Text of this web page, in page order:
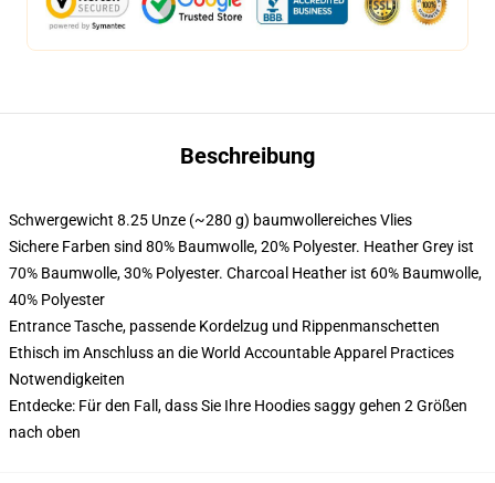
Beschreibung
Schwergewicht 8.25 Unze (~280 g) baumwollereiches Vlies
Sichere Farben sind 80% Baumwolle, 20% Polyester. Heather Grey ist
70% Baumwolle, 30% Polyester. Charcoal Heather ist 60% Baumwolle,
40% Polyester
Entrance Tasche, passende Kordelzug und Rippenmanschetten
Ethisch im Anschluss an die World Accountable Apparel Practices
Notwendigkeiten
Entdecke: Für den Fall, dass Sie Ihre Hoodies saggy gehen 2 Größen
nach oben